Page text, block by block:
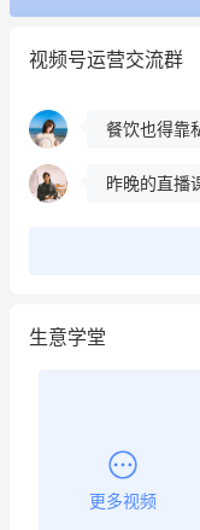
视频号运营交流群
这个营销策
用有赞就能
餐饮也得靠
昨晚的直播
生意学堂
更多视频